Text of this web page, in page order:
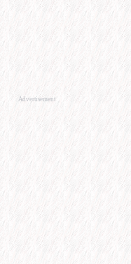
Advertisement